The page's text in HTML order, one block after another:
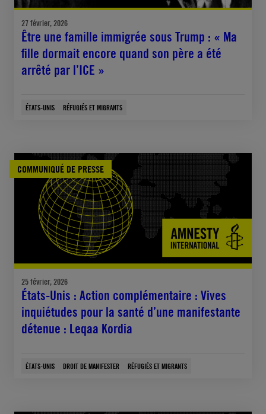
27 février, 2026
Être une famille immigrée sous Trump : « Ma
fille dormait encore quand son père a été
arrêté par l’ICE »
ÉTATS-UNIS RÉFUGIÉS ET MIGRANTS
COMMUNIQUÉ DE PRESSE
25 février, 2026
États-Unis : Action complémentaire : Vives
inquiétudes pour la santé d’une manifestante
détenue : Leqaa Kordia
ÉTATS-UNIS DROIT DE MANIFESTER RÉFUGIÉS ET MIGRANTS